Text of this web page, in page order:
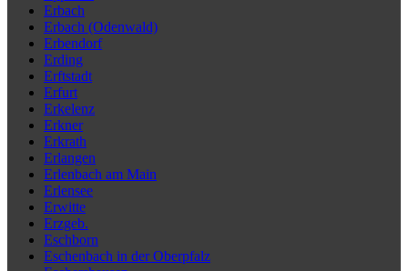
Erbach
Erbach (Odenwald)
Erbendorf
Erding
Erftstadt
Erfurt
Erkelenz
Erkner
Erkrath
Erlangen
Erlenbach am Main
Erlensee
Erwitte
Erzgeb.
Eschborn
Eschenbach in der Oberpfalz